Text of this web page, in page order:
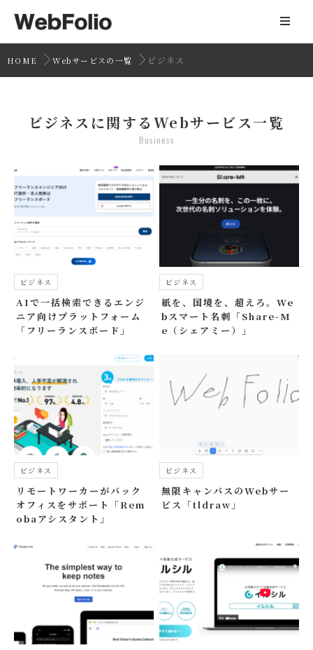
HOME Webサービスの一覧 ビジネス
ビジネスに関するWebサービス一覧
Business
ビジネス
AIで一括検索できるエンジ
ニア向けプラットフォーム
「フリーランスボード」
ビジネス
紙を、国境を、超えろ。We
bスマート名刺「Share-M
e（シェアミー）」
ビジネス
リモートワーカーがバック
オフィスをサポート「Rem
obaアシスタント」
ビジネス
無限キャンバスのWebサー
ビス「tldraw」